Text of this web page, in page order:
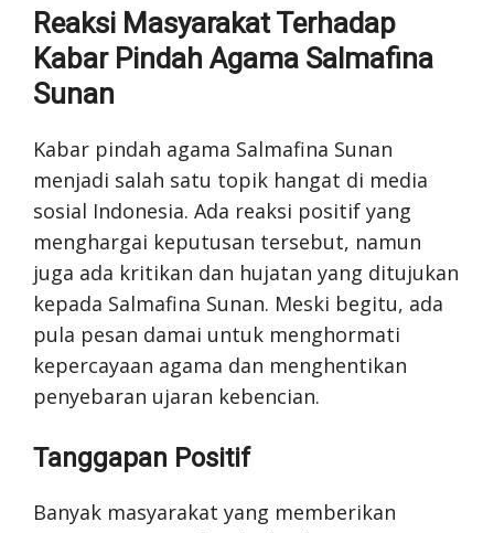
Reaksi Masyarakat Terhadap
Kabar Pindah Agama Salmafina
Sunan
Kabar pindah agama Salmafina Sunan
menjadi salah satu topik hangat di media
sosial Indonesia. Ada reaksi positif yang
menghargai keputusan tersebut, namun
juga ada kritikan dan hujatan yang ditujukan
kepada Salmafina Sunan. Meski begitu, ada
pula pesan damai untuk menghormati
kepercayaan agama dan menghentikan
penyebaran ujaran kebencian.
Tanggapan Positif
Banyak masyarakat yang memberikan